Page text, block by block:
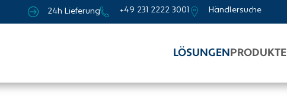
24h Lieferung +49 231 2222 3001 Händlersuche
LÖSUNGEN PRODUKTE